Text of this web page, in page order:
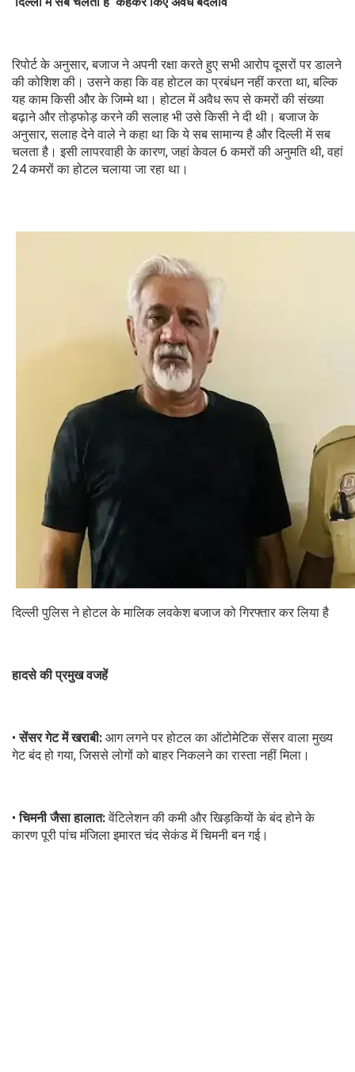
रिपोर्ट के अनुसार, बजाज ने अपनी रक्षा करते हुए सभी आरोप दूसरों पर डालने
की कोशिश की। उसने कहा कि वह होटल का प्रबंधन नहीं करता था, बल्कि
यह काम किसी और के जिम्मे था। होटल में अवैध रूप से कमरों की संख्या
बढ़ाने और तोड़फोड़ करने की सलाह भी उसे किसी ने दी थी। बजाज के
अनुसार, सलाह देने वाले ने कहा था कि ये सब सामान्य है और दिल्ली में सब
चलता है। इसी लापरवाही के कारण, जहां केवल 6 कमरों की अनुमति थी, वहां
24 कमरों का होटल चलाया जा रहा था।
दिल्ली पुलिस ने होटल के मालिक लवकेश बजाज को गिरफ्तार कर लिया है
हादसे की प्रमुख वजहें
•सेंसर गेट में खराबी: आग लगने पर होटल का ऑटोमेटिक सेंसर वाला मुख्य
गेट बंद हो गया, जिससे लोगों को बाहर निकलने का रास्ता नहीं मिला।
•चिमनी जैसा हालात:वेंटिलेशन की कमी और खिड़कियों के बंद होने के
कारण पूरी पांच मंजिला इमारत चंद सेकंड में चिमनी बन गई।